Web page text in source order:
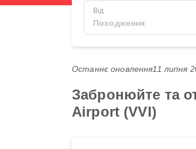
Від
Останнє оновлення11 липня
Забронюйте та
Airport (VVI)